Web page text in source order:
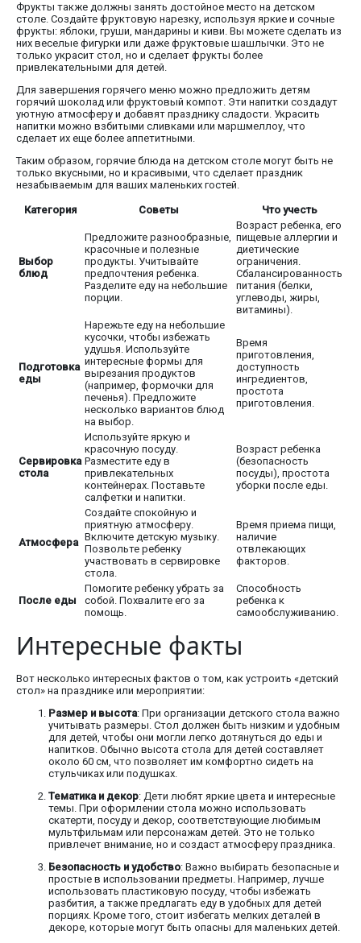
Фрукты также должны занять достойное место на детском
столе. Создайте фруктовую нарезку, используя яркие и сочные
фрукты: яблоки, груши, мандарины и киви. Вы можете сделать из
них веселые фигурки или даже фруктовые шашлычки. Это не
только украсит стол, но и сделает фрукты более
привлекательными для детей.
Для завершения горячего меню можно предложить детям
горячий шоколад или фруктовый компот. Эти напитки создадут
уютную атмосферу и добавят празднику сладости. Украсить
напитки можно взбитыми сливками или маршмеллоу, что
сделает их еще более аппетитными.
Таким образом, горячие блюда на детском столе могут быть не
только вкусными, но и красивыми, что сделает праздник
незабываемым для ваших маленьких гостей.
Категория Советы Что учесть
Выбор
блюд
Предложите разнообразные,
красочные и полезные
продукты. Учитывайте
предпочтения ребенка.
Разделите еду на небольшие
порции.
Возраст ребенка, его
пищевые аллергии и
диетические
ограничения.
Сбалансированность
питания (белки,
углеводы, жиры,
витамины).
Подготовка
еды
Нарежьте еду на небольшие
кусочки, чтобы избежать
удушья. Используйте
интересные формы для
вырезания продуктов
(например, формочки для
печенья). Предложите
несколько вариантов блюд
на выбор.
Время
приготовления,
доступность
ингредиентов,
простота
приготовления.
Сервировка
стола
Используйте яркую и
красочную посуду.
Разместите еду в
привлекательных
контейнерах. Поставьте
салфетки и напитки.
Возраст ребенка
(безопасность
посуды), простота
уборки после еды.
Атмосфера
Создайте спокойную и
приятную атмосферу.
Включите детскую музыку.
Позвольте ребенку
участвовать в сервировке
стола.
Время приема пищи,
наличие
отвлекающих
факторов.
После еды
Помогите ребенку убрать за
собой. Похвалите его за
помощь.
Способность
ребенка к
самообслуживанию.
Интересные факты
Вот несколько интересных фактов о том, как устроить «детский
стол» на празднике или мероприятии:
Размер и высота: При организации детского стола важно
учитывать размеры. Стол должен быть низким и удобным
для детей, чтобы они могли легко дотянуться до еды и
напитков. Обычно высота стола для детей составляет
около 60 см, что позволяет им комфортно сидеть на
стульчиках или подушках.
Тематика и декор: Дети любят яркие цвета и интересные
темы. При оформлении стола можно использовать
скатерти, посуду и декор, соответствующие любимым
мультфильмам или персонажам детей. Это не только
привлечет внимание, но и создаст атмосферу праздника.
Безопасность и удобство: Важно выбирать безопасные и
простые в использовании предметы. Например, лучше
использовать пластиковую посуду, чтобы избежать
разбития, а также предлагать еду в удобных для детей
порциях. Кроме того, стоит избегать мелких деталей в
декоре, которые могут быть опасны для маленьких детей.